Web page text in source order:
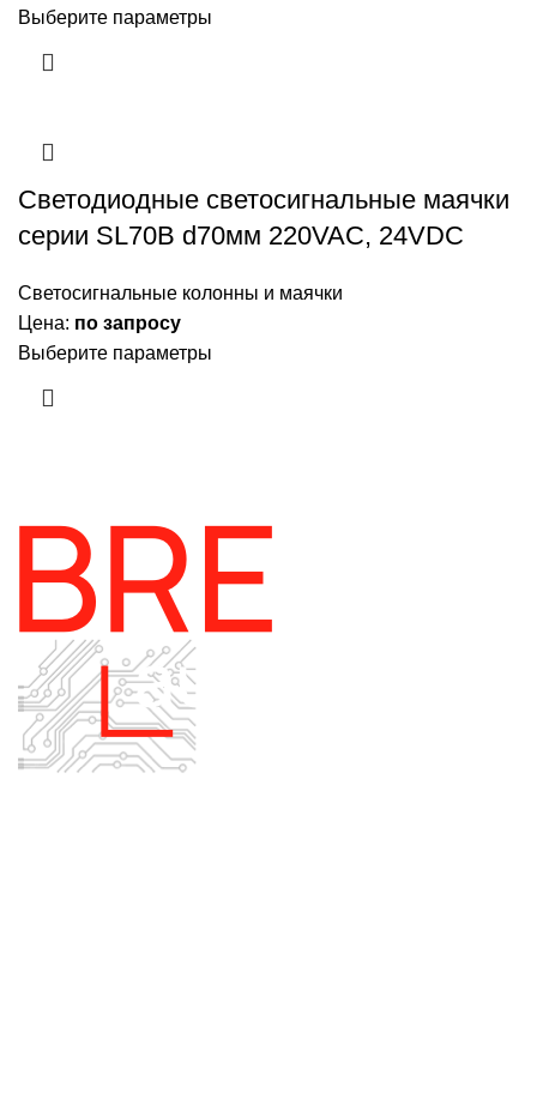
Выберите параметры
Светодиодные светосигнальные маячки
серии SL70B d70мм 220VAC, 24VDC
Светосигнальные колонны и маячки
Цена: по запросу
Выберите параметры